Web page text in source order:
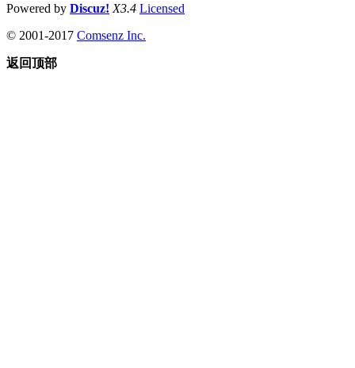
Powered by Discuz! X3.4 Licensed
© 2001-2017 Comsenz Inc.
返回顶部